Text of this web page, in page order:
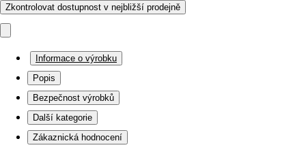
Zkontrolovat dostupnost v nejbližší prodejně
Informace o výrobku
Popis
Bezpečnost výrobků
Další kategorie
Zákaznická hodnocení